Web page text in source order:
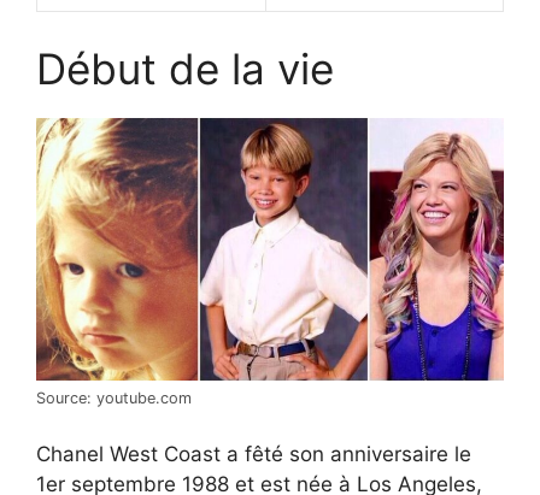
Début de la vie
Source: youtube.com
Chanel West Coast a fêté son anniversaire le
1er septembre 1988 et est née à Los Angeles,